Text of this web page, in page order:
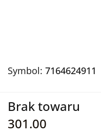
Symbol: 7164624911
Brak towaru
301.00